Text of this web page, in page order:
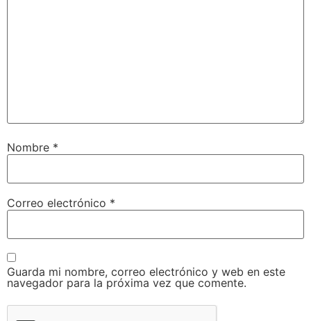
Nombre *
Correo electrónico *
Guarda mi nombre, correo electrónico y web en este
navegador para la próxima vez que comente.